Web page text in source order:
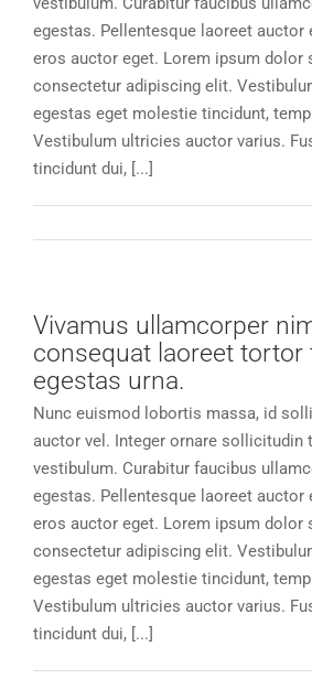
egestas. Pellentesque laoreet auctor
eros auctor eget. Lorem ipsum dolor
consectetur adipiscing elit.
egestas eget molestie tincidunt,
Vestibulum ultricies auctor varius.
tincidunt dui, [...]
Vivamus ullamcorper
consequat laoreet
egestas urna.
Nunc euismod lobortis massa, id
auctor vel. Integer ornare sollicitudin
vestibulum. Curabitur faucibus
egestas. Pellentesque laoreet auctor
eros auctor eget. Lorem ipsum dolor
consectetur adipiscing elit.
egestas eget molestie tincidunt,
Vestibulum ultricies auctor varius.
tincidunt dui, [...]